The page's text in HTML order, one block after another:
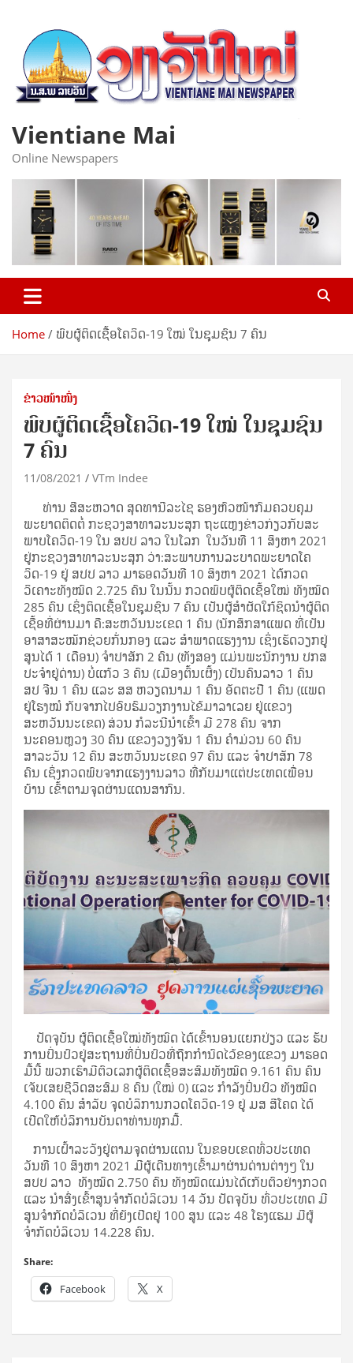
content
Vientiane Mai
Online Newspapers
Home ພົບຜູ້ຕິດເຊື້ອໂຄວິດ-19 ໃໝ່ ໃນຊຸມຊົນ 7 ຄົນ
ຂ່າວໜ້າໜຶ່ງ
ພົບຜູ້ຕິດເຊື້ອໂຄວິດ-19 ໃໝ່ ໃນຊຸມຊົນ
7 ຄົນ
11/08/2021 VTm Indee
ທ່ານ ສີສະຫວາດ ສຸດທານີລະໄຊ ຮອງຫົວໜ້າກົມຄວບຄຸມ
ພະຍາດຕິດຕໍ່ ກະຊວງສາທາລະນະສຸກ ຖະແຫຼງຂ່າວກ່ຽວກັບສະ
ພາບໂຄວິດ-19 ໃນ ສປປ ລາວ ໃນໂລກ ໃນວັນທີ 11 ສິງຫາ 2021
ຢູ່ກະຊວງສາທາລະນະສຸກ ວ່າ:ສະພາບການລະບາດພະຍາດໂຄ
ວິດ-19 ຢູ່ ສປປ ລາວ ມາຮອດວັນທີ 10 ສິງຫາ 2021 ໄດ້ກວດ
ວິເຄາະທັງໝົດ 2.725 ຄົນ ໃນນັ້ນ ກວດພົບຜູ້ຕິດເຊື້ອໃໝ່ ທັງໝົດ
285 ຄົນ ເຊິ່ງຕິດເຊື້ອໃນຊຸມຊົນ 7 ຄົນ ເປັນຜູ້ສຳຜັດໃກ້ຊິດນຳຜູ້ຕິດ
ເຊື້ອທີ່ຜ່ານມາ ຄື:ສະຫວັນນະເຂດ 1 ຄົນ (ນັກສຶກສາແພດ ທີ່ເປັນ
ອາສາສະໝັກຊ່ວຍກັ່ນກອງ ແລະ ສໍາພາດແຮງງານ ເຊິ່ງເຮັດວຽກຢູ່
ສູນໄດ້ 1 ເດືອນ) ຈຳປາສັກ 2 ຄົນ (ທັງສອງ ແມ່ນພະນັກງານ ປກສ
ປະຈຳຢູ່ດ່ານ) ບໍ່ແກ້ວ 3 ຄົນ (ເມືອງຕົ້ນເຜິ້ງ) ເປັນຄົນລາວ 1 ຄົນ
ສປ ຈີນ 1 ຄົນ ແລະ ສສ ຫວຽດນາມ 1 ຄົນ ອັດຕະປື 1 ຄົນ (ແພດ
ຢູ່ໂຮງໝໍ ກັບຈາກໄປອົບຮົມວຽກງານໄຂ້ມາລາເລຍ ຢູ່ແຂວງ
ສະຫວັນນະເຂດ) ສ່ວນ ກໍລະນີນໍາເຂົ້າ ມີ 278 ຄົນ ຈາກ
ນະຄອນຫຼວງ 30 ຄົນ ແຂວງວຽງຈັນ 1 ຄົນ ຄຳມ່ວນ 60 ຄົນ
ສາລະວັນ 12 ຄົນ ສະຫວັນນະເຂດ 97 ຄົນ ແລະ ຈໍາປາສັກ 78
ຄົນ ເຊິ່ງກວດພົບຈາກແຮງງານລາວ ທີ່ກັບມາແຕ່ປະເທດເພື່ອນ
ບ້ານ ເຂົ້າຕາມຈຸດຜ່ານແດນສາກົນ.
ປັດຈຸບັນ ຜູ້ຕິດເຊື້ອໃໝ່ທັງໝົດ ໄດ້ເຂົ້ານອນແຍກປ່ຽວ ແລະ ຮັບ
ການປິ່ນປົວຢູ່ສະຖານທີ່ປິ່ນປົວທີ່ຖືກກຳນົດໄວ້ຂອງແຂວງ ມາຮອດ
ມື້ນີ້ ພວກເຮົາມີຕົວເລກຜູ້ຕິດເຊື້ອສະສົມທັງໝົດ 9.161 ຄົນ ຄົນ
ເຈັບເສຍຊີວິດສະສົມ 8 ຄົນ (ໃໝ່ 0) ແລະ ກໍາລັງປິ່ນປົວ ທັງໝົດ
4.100 ຄົນ ສຳລັບ ຈຸດບໍລິການກວດໂຄວິດ-19 ຢູ່ ມສ ສີໂຄດ ໄດ້
ເປີດໃຫ້ບໍລິການບັນດາທ່ານທຸກມື້.
ການເຝົ້າລະວັງຢູ່ຕາມຈຸດຜ່ານແດນ ໃນຂອບເຂດທົ່ວປະເທດ
ວັນທີ 10 ສິງຫາ 2021 ມີຜູ້ເດີນທາງເຂົ້າມາຜ່ານດ່ານຕ່າງໆ ໃນ
ສປປ ລາວ ທັງໝົດ 2.750 ຄົນ ທັງໝົດແມ່ນໄດ້ເກັບຕົວຢ່າງກວດ
ແລະ ນຳສົ່ງເຂົ້າສູນຈຳກັດບໍລິເວນ 14 ວັນ ປັດຈຸບັນ ທົ່ວປະເທດ ມີ
ສູນຈຳກັດບໍລິເວນ ທີ່ຍັງເປີດຢູ່ 100 ສູນ ແລະ 48 ໂຮງແຮມ ມີຜູ້
ຈຳກັດບໍລິເວນ 14.228 ຄົນ.
Share:
Facebook X